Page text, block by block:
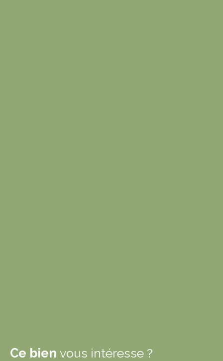
Ce bien vous intéresse ?